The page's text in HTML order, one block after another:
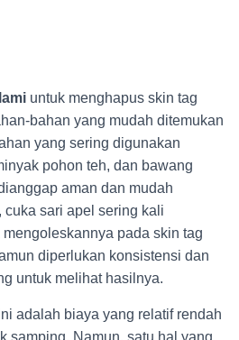
untuk menghapus skin tag
bahan yang mudah ditemukan
yang sering digunakan
pohon teh, dan bawang
aman dan mudah
sari apel sering kali
pada skin tag
diperlukan konsistensi dan
untuk melihat hasilnya.
adalah biaya yang relatif rendah
samping. Namun, satu hal yang